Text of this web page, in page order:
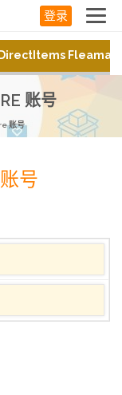
登录
账号
账号
号